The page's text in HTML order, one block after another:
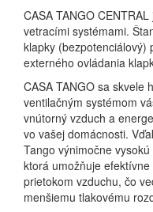
CASA TANGO
vetracími systémami.
klapky (bezpotenciálový)
externého ovládania
CASA TANGO sa skvele
ventilačným systémom
vnútorný vzduch a
vo vašej domácnosti.
Tango výnimočne
ktorá umožňuje
prietokom vzduchu, čo
menšiemu tlakovému